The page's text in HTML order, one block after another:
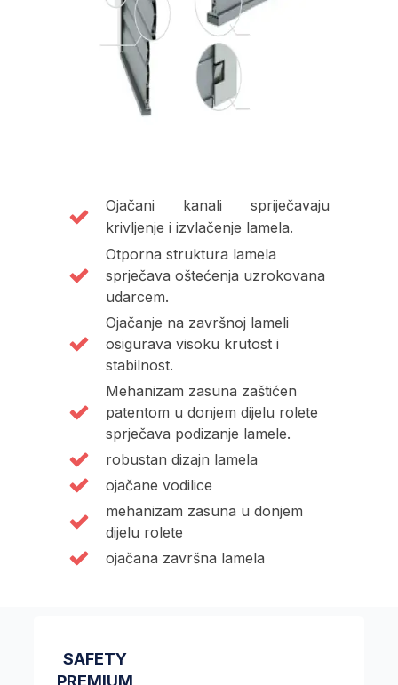
Ojačani kanali spriječavaju
krivljenje i izvlačenje lamela.
Otporna struktura lamela
sprječava oštećenja uzrokovana
udarcem.
Ojačanje na završnoj lameli
osigurava visoku krutost i
stabilnost.
Mehanizam zasuna zaštićen
patentom u donjem dijelu rolete
sprječava podizanje lamele.
robustan dizajn lamela
ojačane vodilice
mehanizam zasuna u donjem
dijelu rolete
ojačana završna lamela
SAFETY
PREMIUM